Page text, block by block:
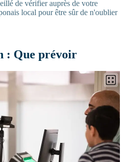
de vérifier auprès de votre
local pour être sûr de n'oublier
: Que prévoir